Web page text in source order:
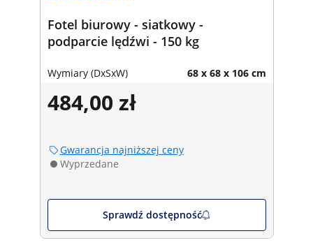
Fotel biurowy - siatkowy -
podparcie lędźwi - 150 kg
Wymiary (DxSxW) 68 x 68 x 106 cm
484,00 zł
Gwarancja najniższej ceny
Wyprzedane
Sprawdź dostępność